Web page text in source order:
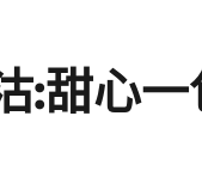
:甜心